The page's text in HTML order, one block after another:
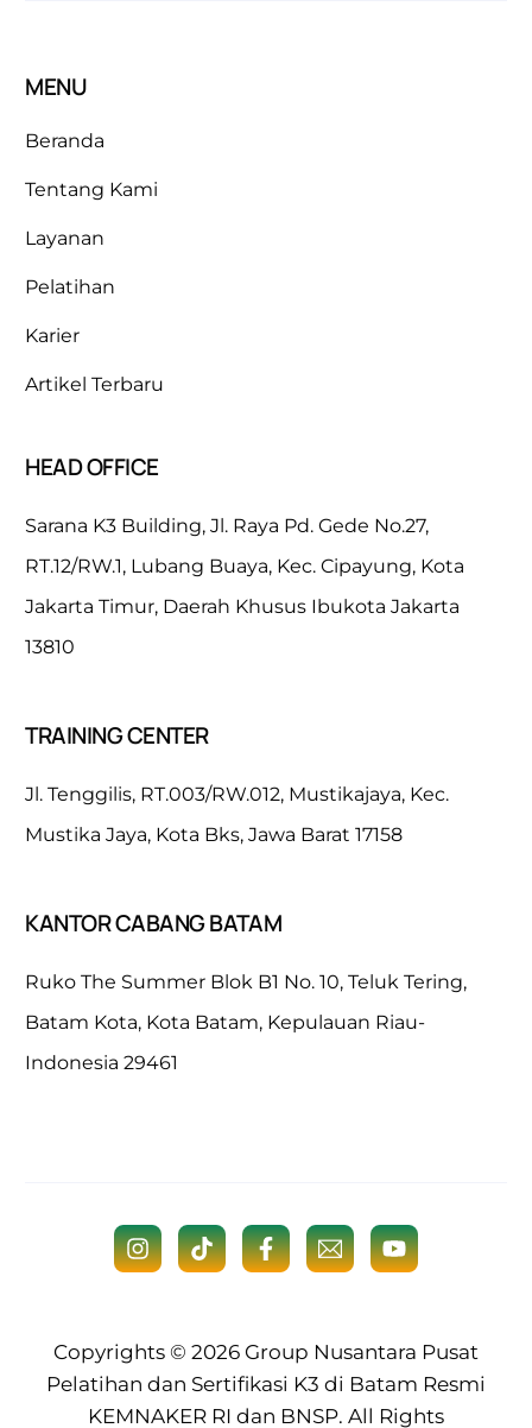
MENU
Beranda
Tentang Kami
Layanan
Pelatihan
Karier
Artikel Terbaru
HEAD OFFICE
Sarana K3 Building, Jl. Raya Pd. Gede No.27,
RT.12/RW.1, Lubang Buaya, Kec. Cipayung, Kota
Jakarta Timur, Daerah Khusus Ibukota Jakarta
13810
TRAINING CENTER
Jl. Tenggilis, RT.003/RW.012, Mustikajaya, Kec.
Mustika Jaya, Kota Bks, Jawa Barat 17158
KANTOR CABANG BATAM
Ruko The Summer Blok B1 No. 10, Teluk Tering,
Batam Kota, Kota Batam, Kepulauan Riau-
Indonesia 29461
Copyrights © 2026 Group Nusantara Pusat
Pelatihan dan Sertifikasi K3 di Batam Resmi
KEMNAKER RI dan BNSP. All Rights